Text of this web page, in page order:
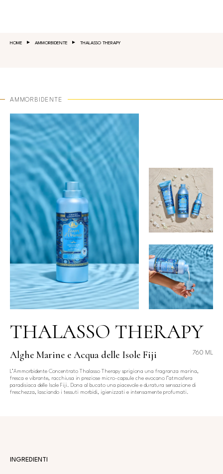
HOME AMMORBIDENTE THALASSO THERAPY
AMMORBIDENTE
THALASSO THERAPY
Alghe Marine e Acqua delle Isole Fiji 760 ML
L’Ammorbidente Concentrato Thalasso Therapy sprigiona una fragranza marina,
fresca e vibrante, racchiusa in preziose micro-capsule che evocano l’atmosfera
paradisiaca delle Isole Fiji. Dona al bucato una piacevole e duratura sensazione di
freschezza, lasciando i tessuti morbidi, igienizzati e intensamente profumati.
INGREDIENTI